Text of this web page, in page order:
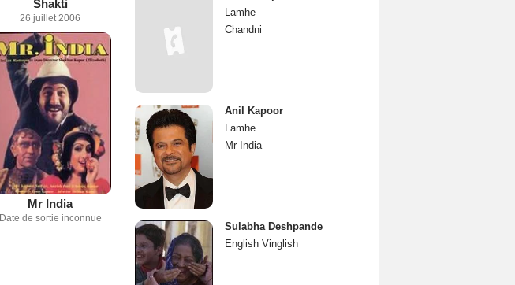
Shakti
26 juillet 2006
Mr India
Date de sortie inconnue
Lamhe
Chandni
Anil Kapoor
Lamhe
Mr India
Sulabha Deshpande
English Vinglish